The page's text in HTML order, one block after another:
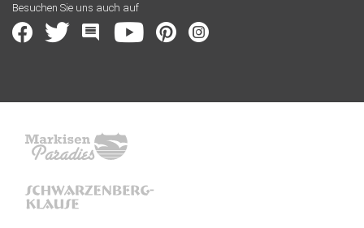
Besuchen Sie uns auch auf